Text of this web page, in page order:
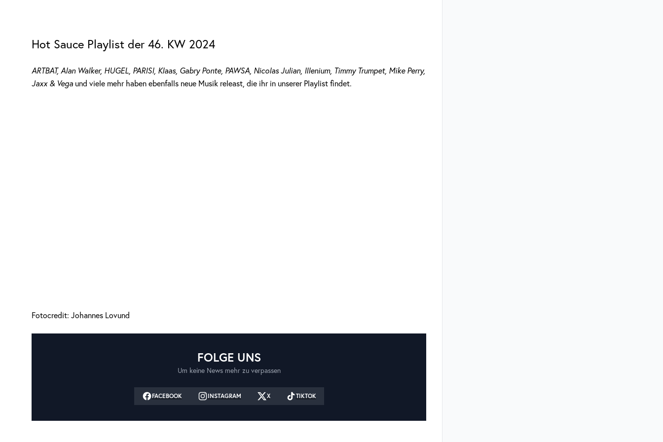
Hot Sauce Playlist der 46. KW 2024
ARTBAT, Alan Walker, HUGEL, PARISI, Klaas, Gabry Ponte, PAWSA, Nicolas Julian, Illenium, Timmy Trumpet, Mike Perry,
Jaxx & Vega und viele mehr haben ebenfalls neue Musik releast, die ihr in unserer Playlist findet.
Fotocredit: Johannes Lovund
FOLGE UNS
Um keine News mehr zu verpassen
FACEBOOK INSTAGRAM X TIKTOK